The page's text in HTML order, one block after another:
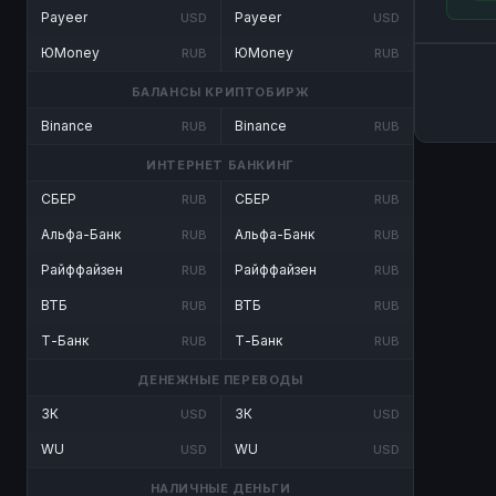
Payeer USD
ЮMoney RUB
Payeer USD
ЮMoney RUB
БАЛАНСЫ КРИПТОБИРЖ
Binance RUB Binance RUB
ИНТЕРНЕТ БАНКИНГ
СБЕР RUB
Альфа-Банк RUB
Райффайзен RUB
ВТБ RUB
Т-Банк RUB
СБЕР RUB
Альфа-Банк RUB
Райффайзен RUB
ВТБ RUB
Т-Банк RUB
ДЕНЕЖНЫЕ ПЕРЕВОДЫ
ЗК USD
WU USD
ЗК USD
WU USD
НАЛИЧНЫЕ ДЕНЬГИ